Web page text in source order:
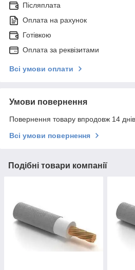
Післяплата
Оплата на рахунок
Готівкою
Оплата за реквізитами
Всі умови оплати
Умови повернення
Повернення товару впродовж 14
Всі умови повернення
Подібні товари компанії